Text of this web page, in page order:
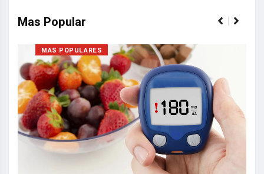
Mas Popular
MAS POPULARES